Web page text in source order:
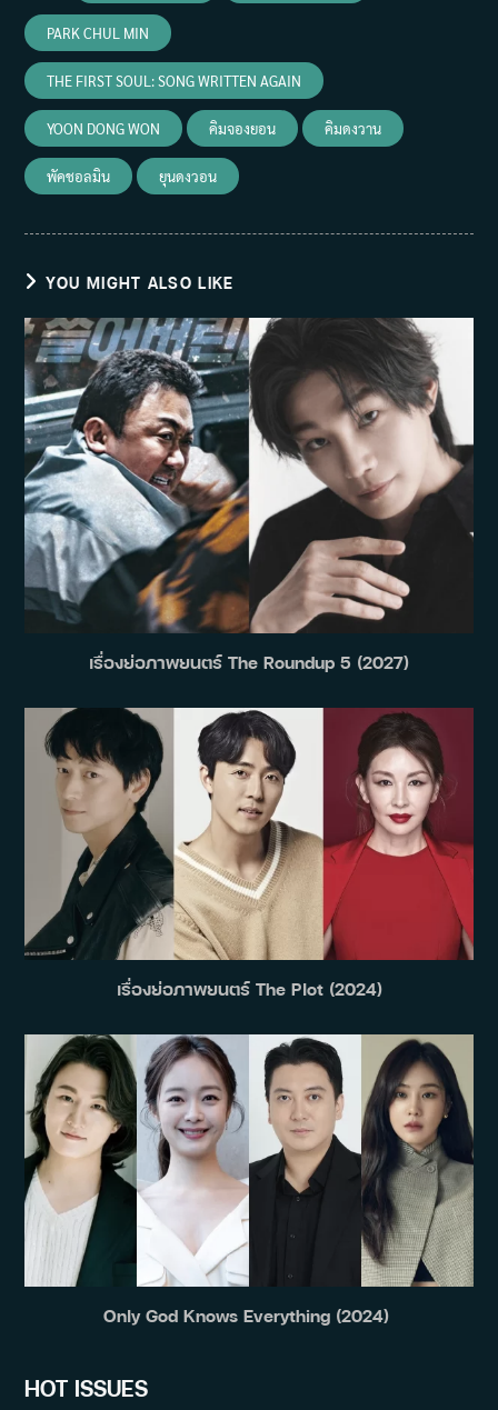
PARK CHUL MIN
THE FIRST SOUL: SONG WRITTEN AGAIN
YOON DONG WON คิมจองยอน คิมดงวาน
พัคชอลมิน ยุนดงวอน
YOU MIGHT ALSO LIKE
เรื่องย่อภาพยนตร์ The Roundup 5 (2027)
เรื่องย่อภาพยนตร์ The Plot (2024)
Only God Knows Everything (2024)
HOT ISSUES